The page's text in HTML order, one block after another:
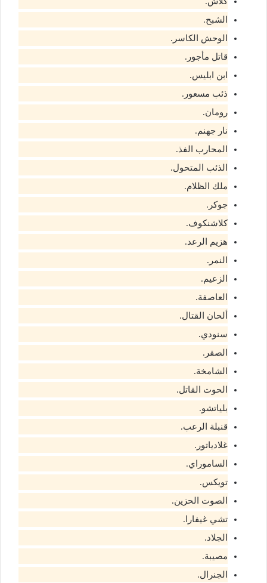
الشبح.
الوحش الكاسر.
قاتل مأجور.
ابن ابليس.
ذئب مسعور.
رومان.
نار جهنم.
المحارب الفذ.
الذئب المتحول.
ملك الظلام.
جوكر.
كلاشنكوف.
هزيم الرعد.
النمر.
الزعيم.
العاصفة.
ألحان القتال.
سنودي.
الصقر.
الشامخة.
الحوت القاتل.
بلياتشو.
قنبلة الرعب.
غلادياتور.
الساموراي.
تويكس.
الصوت الحزين.
تشي غيفارا.
الجلاد.
مصيبة.
الجنرال.